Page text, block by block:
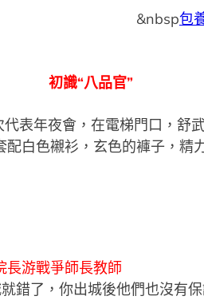
&nbsp包
初識“八品官”
表年夜會，在電梯門口，舒
白色襯衫，玄色的褲子，
長游戰爭師長教師
錯了，你出城後他們也沒有